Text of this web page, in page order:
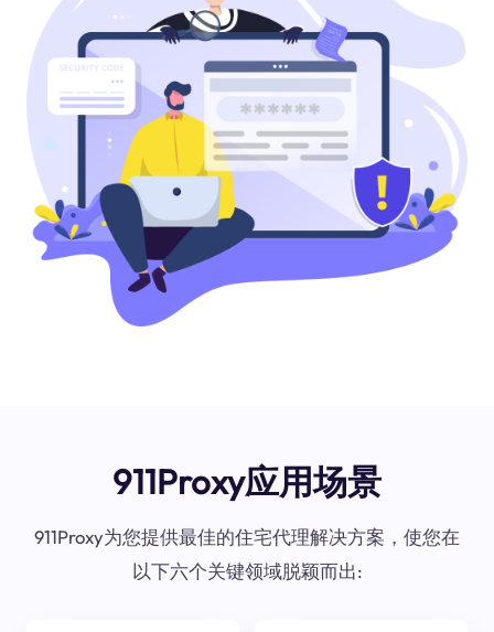
911Proxy应用场景
911Proxy为您提供最佳的住宅代理解决方案，使您在
以下六个关键领域脱颖而出: